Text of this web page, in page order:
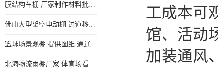
膜结构车棚 厂家制作材料批发安装一体式工厂
佛山大型架空电动棚 过道移动雨蓬 屋轨道悬空棚免费测量
篮球场景观棚 提供图纸 通辽膜结构厂家
北海物流雨棚厂家 体育场看台雨棚 价格优惠
工成本可
馆、活动
加装通风